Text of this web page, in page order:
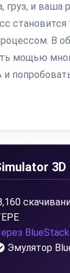
груз, и
В
мощью
Эмулятор